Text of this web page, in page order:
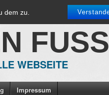
dem zu.
WEBSEITE
Impressum